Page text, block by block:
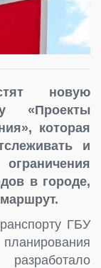
новую
«Проекты
которая
и
в городе,
ГБУ